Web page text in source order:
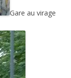
Gare au virage